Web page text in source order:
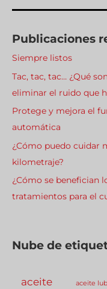
Publicaciones
Siempre listos
Tac, tac, tac… ¿Qué
eliminar el ruido que
Protege y mejora el
automática
¿Cómo puedo cuidar
kilometraje?
¿Cómo se benefician
tratamientos para el
Nube de
aceite aceite